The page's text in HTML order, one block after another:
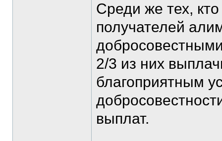
Среди же тех,
получателей
2/3 из них
благоприятным
выплат.